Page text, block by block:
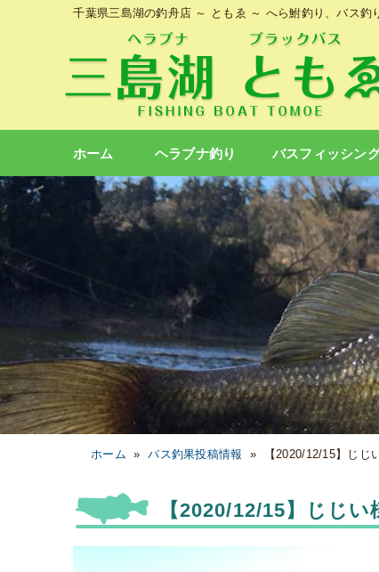
千葉県三島湖の釣舟店 ～ ともゑ ～ へら鮒釣り、バス釣
ホーム ヘラブナ釣り バスフィッシン
ホーム »バス釣果投稿情報 » 【2020/12/15】じじ
【2020/12/15】じじ